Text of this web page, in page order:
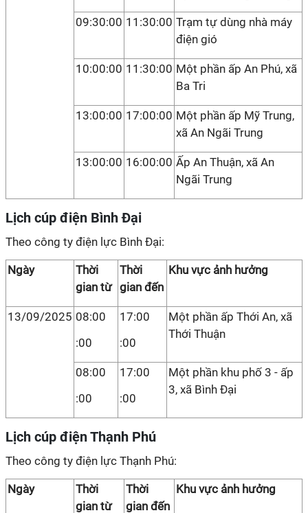
09:30:00 11:30:00 Trạm tự dùng nhà máy
điện gió
10:00:00 11:30:00 Một phần ấp An Phú, xã
Ba Tri
13:00:00 17:00:00 Một phần ấp Mỹ Trung,
xã An Ngãi Trung
13:00:00 16:00:00 Ấp An Thuận, xã An
Ngãi Trung
Lịch cúp điện Bình Đại
Theo công ty điện lực Bình Đại:
Ngày
Thời
gian từ
Thời
gian đến
Khu vực ảnh hưởng
13/09/2025 08:00
:00
17:00
:00
Một phần ấp Thới An, xã
Thới Thuận
08:00
:00
17:00
:00
Một phần khu phố 3 - ấp
3, xã Bình Đại
Lịch cúp điện Thạnh Phú
Theo công ty điện lực Thạnh Phú:
Ngày
Thời
gian từ
Thời
gian đến
Khu vực ảnh hưởng